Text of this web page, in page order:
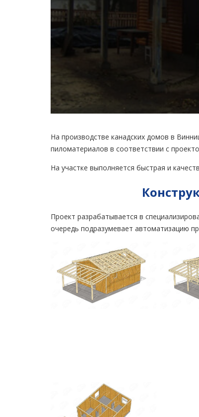
На производстве канадских домов в
пиломатериалов в соответствии с
На участке выполняется быстрая и
Проект разрабатывается в
очередь подразумевает автоматизацию
для жизни и
летом –
легко дышится.
довольны …